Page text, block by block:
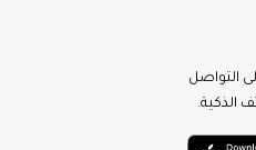
التواصل
الذكية.